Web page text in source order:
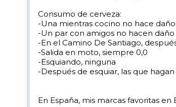
Consumo de cerveza:
-Una mientras cocino no hace daño
-Un par con amigos no hacen daño
-En el Camino De Santiago,
-Salida en moto, siempre 0,0
-Esquiando, ninguna
-Después de esquiar, las que
En España, mis marcas favoritas en